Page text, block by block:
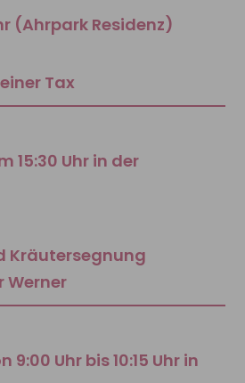
(Ahrpark Residenz)
Tax
15:30 Uhr in der
Kräutersegnung
Werner
9:00 Uhr bis 10:15 Uhr in